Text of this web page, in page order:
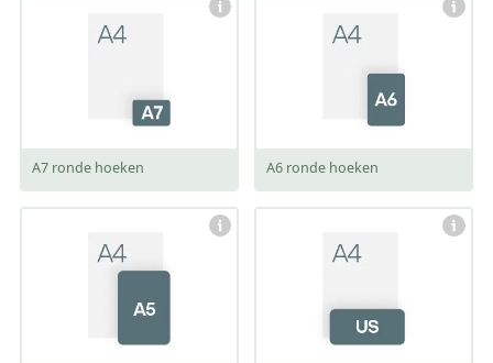
A7 ronde hoeken
101 x 66 mm
A6 ronde hoeken
101 x 144 mm
144 x 206 mm
206 x 96 mm